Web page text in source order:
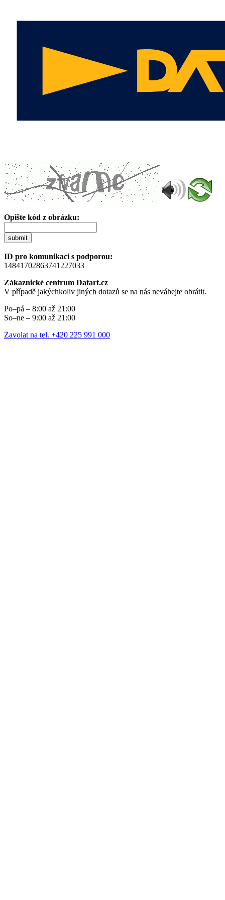
Opište kód z obrázku:
submit
ID pro komunikaci s podporou:
14841702863741227033
Zákaznické centrum Datart.cz
V případě jakýchkoliv jiných dotazů se na nás neváhejte obrátit.
Po–pá – 8:00 až 21:00
So–ne – 9:00 až 21:00
Zavolat na tel. +420 225 991 000